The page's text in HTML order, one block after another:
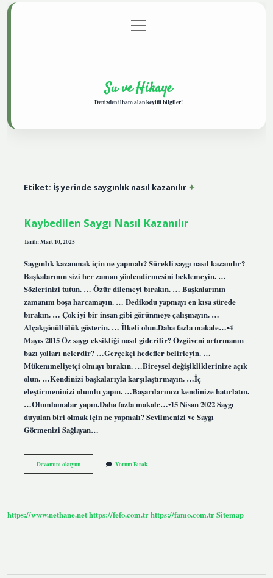
Gizlilik Politikası
menüyü
aç
Su ve Hikaye
Denizden ilham alan keyifli bilgiler!
Etiket: İş yerinde saygınlık nasıl kazanılır
Kaybedilen Saygı Nasıl Kazanılır
Tarih: Mart 10, 2025
Saygınlık kazanmak için ne yapmalı? Sürekli saygı nasıl kazanılır?
Başkalarının sizi her zaman yönlendirmesini beklemeyin. …
Sözlerinizi tutun. … Özür dilemeyi bırakın. … Başkalarının
zamanını boşa harcamayın. … Dedikodu yapmayı en kısa sürede
bırakın. … Çok iyi bir insan gibi görünmeye çalışmayın. …
Alçakgönüllülük gösterin. … İlkeli olun.Daha fazla makale…•4
Mayıs 2015 Öz saygı eksikliği nasıl giderilir? Özgüveni artırmanın
bazı yolları nelerdir? …Gerçekçi hedefler belirleyin. …
Mükemmeliyetçi olmayı bırakın. …Bireysel değişikliklerinize açık
olun. …Kendinizi başkalarıyla karşılaştırmayın. …İç
eleştirmeninizi olumlu yapın. …Başarılarınızı kendinize hatırlatın.
…Olumlamalar yapın.Daha fazla makale…•15 Nisan 2022 Saygı
duyulan biri olmak için ne yapmalı? Sevilmenizi ve Saygı
Görmenizi Sağlayan…
Devamını okuyunKaybedilen
Saygı
Yorum Bırak
https://www.nethane.nethttps://fefo.com.trhttps://famo.com.trSitemap